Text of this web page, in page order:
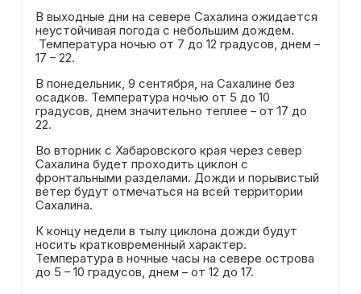
В выходные дни на севере Сахалина ожидается
неустойчивая погода с небольшим дождем.
Температура ночью от 7 до 12 градусов, днем –
17 – 22.
В понедельник, 9 сентября, на Сахалине без
осадков. Температура ночью от 5 до 10
градусов, днем значительно теплее – от 17 до
22.
Во вторник с Хабаровского края через север
Сахалина будет проходить циклон с
фронтальными разделами. Дожди и порывистый
ветер будут отмечаться на всей территории
Сахалина.
К концу недели в тылу циклона дожди будут
носить кратковременный характер.
Температура в ночные часы на севере острова
до 5 – 10 градусов, днем – от 12 до 17.